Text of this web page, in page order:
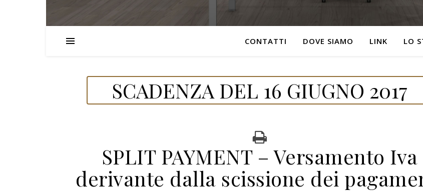
CONTATTI DOVE SIAMO LINK LO
SCADENZA DEL 16 GIUGNO 2017
SPLIT PAYMENT – Versamento Iva
derivante dalla scissione dei